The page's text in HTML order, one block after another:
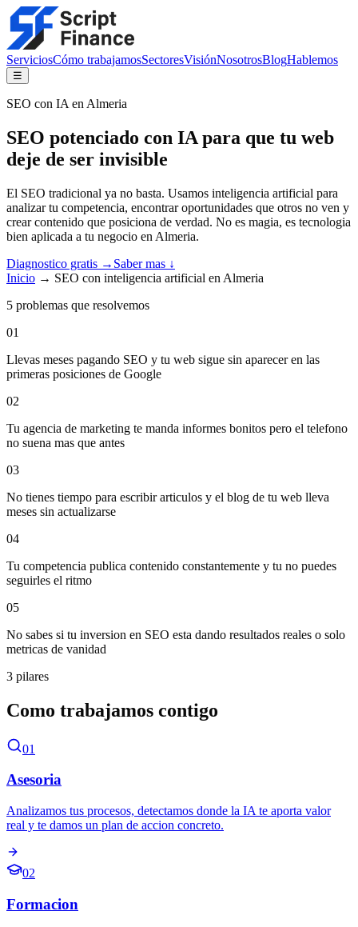
ServiciosCómo trabajamosSectoresVisiónNosotrosBlogHablemos
☰
SEO con IA en Almeria
SEO potenciado con IA para que tu web
deje de ser invisible
El SEO tradicional ya no basta. Usamos inteligencia artificial para
analizar tu competencia, encontrar oportunidades que otros no ven y
crear contenido que posiciona de verdad. No es magia, es tecnologia
bien aplicada a tu negocio en Almeria.
Diagnostico gratis → Saber mas ↓
Inicio → SEO con inteligencia artificial en Almeria
5 problemas que resolvemos
01
Llevas meses pagando SEO y tu web sigue sin aparecer en las
primeras posiciones de Google
02
Tu agencia de marketing te manda informes bonitos pero el telefono
no suena mas que antes
03
No tienes tiempo para escribir articulos y el blog de tu web lleva
meses sin actualizarse
04
Tu competencia publica contenido constantemente y tu no puedes
seguirles el ritmo
05
No sabes si tu inversion en SEO esta dando resultados reales o solo
metricas de vanidad
3 pilares
Como trabajamos contigo
01
Asesoria
Analizamos tus procesos, detectamos donde la IA te aporta valor
real y te damos un plan de accion concreto.
02
Formacion